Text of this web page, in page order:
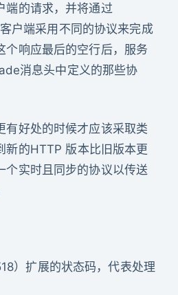
端的请求，并将通过
户端采用不同的协议来完成
个响应最后的空行后，服务
消息头中定义的那些协
有好处的时候才应该采取类
新的HTTP 版本比旧版本更
个实时且同步的协议以传送
）扩展的状态码，代表处理